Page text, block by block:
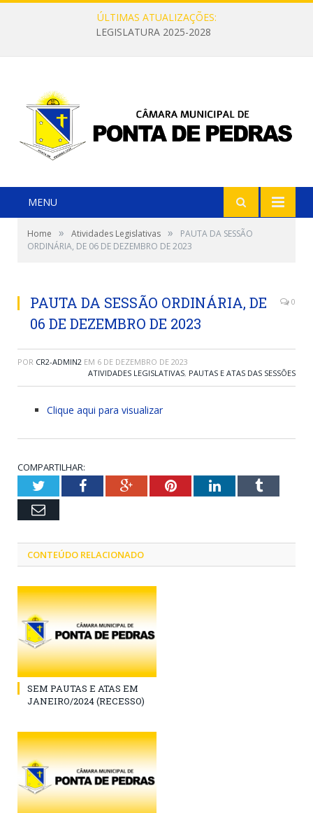
ÚLTIMAS ATUALIZAÇÕES:
LEGISLATURA 2025-2028
MENU
Home » Atividades Legislativas »
PAUTA DA SESSÃO
ORDINÁRIA, DE 06 DE DEZEMBRO DE 2023
PAUTA DA SESSÃO ORDINÁRIA, DE
06 DE DEZEMBRO DE 2023
0
POR CR2-ADMIN2 EM 6 DE DEZEMBRO DE 2023
ATIVIDADES LEGISLATIVAS, PAUTAS E ATAS DAS SESSÕES
Clique aqui para visualizar
COMPARTILHAR:
TwitterFacebookGoogle+PinterestLinkedInTumblr
Email
CONTEÚDO RELACIONADO
SEM PAUTAS E ATAS EM
JANEIRO/2024 (RECESSO)